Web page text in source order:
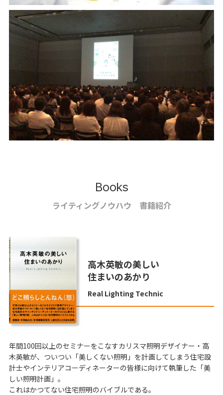
Books
ライティングノウハウ 書籍紹介
高木英敏の美しい
住まいのあかり
Real Lighting Technic
年間100回以上のセミナーをこなすカリスマ照明デザイナー・高
木英敏が、ついつい「美しくない照明」を計画してしまう住宅設
計士やインテリアコーディネーターの皆様に向けて執筆した「美
しい照明計画」。
これはかつてない住宅照明のバイブルである。